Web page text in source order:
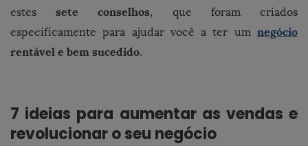
estessete conselhos, que foram criados
especificamente para ajudar você a ter um negócio
rentável e bem sucedido.
7 ideias para aumentar as vendas e
revolucionar o seu negócio